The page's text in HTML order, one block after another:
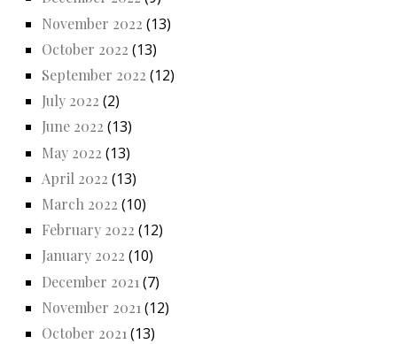
November 2022 (13)
October 2022 (13)
September 2022 (12)
July 2022 (2)
June 2022 (13)
May 2022 (13)
April 2022 (13)
March 2022 (10)
February 2022 (12)
January 2022 (10)
December 2021 (7)
November 2021 (12)
October 2021 (13)